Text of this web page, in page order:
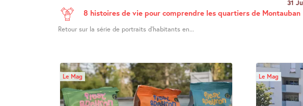
31
8 histoires de vie pour comprendre les quartiers de Montauban
Retour sur la série de portraits d’habitants en...
Le Mag Le Mag